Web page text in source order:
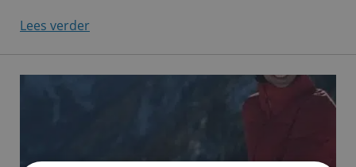
je handen “Ik werk als beeldredacteur voor ACSI.
gebruiken, waarvoor dan ook,
Lees verder